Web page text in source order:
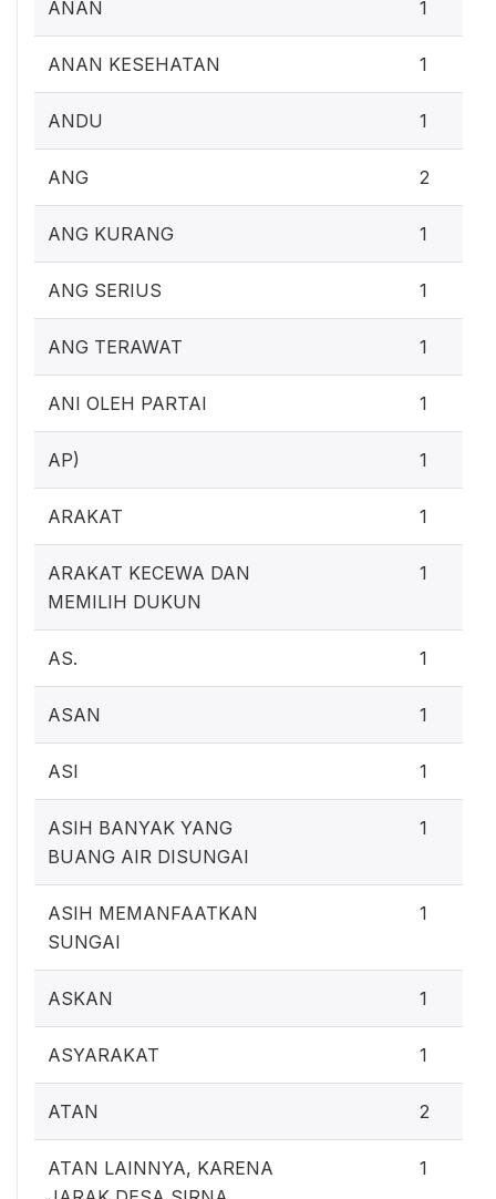
ANAN 1
ANAN KESEHATAN 1
ANDU 1
ANG 2
ANG KURANG 1
ANG SERIUS 1
ANG TERAWAT 1
ANI OLEH PARTAI 1
AP) 1
ARAKAT 1
ARAKAT KECEWA DAN
MEMILIH DUKUN
1
AS. 1
ASAN 1
ASI 1
ASIH BANYAK YANG
BUANG AIR DISUNGAI
1
ASIH MEMANFAATKAN
SUNGAI
1
ASKAN 1
ASYARAKAT 1
ATAN 2
ATAN LAINNYA, KARENA
1